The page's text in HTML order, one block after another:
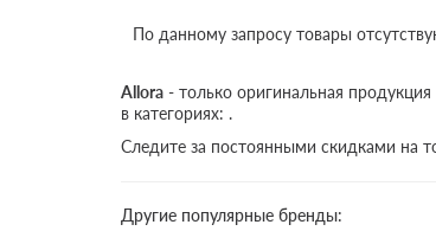
По данному запросу товары
Allora - только оригинальная
в категориях: .
Следите за постоянными скидками на
Другие популярные бренды: